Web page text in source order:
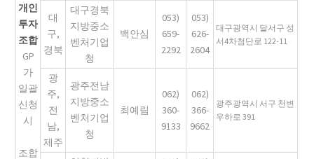
개인
투자
조합
GP
가
일괄
신청
시
조합
대
구,
경북
대구경북
지방중소
벤처기업
청
백안심
053)
659-
2292
053)
626-
2604
대구광역시 달서구 성
서4차첨단로 122-11
광
주,
전
남,
제주
광주전남
지방중소
벤처기업
청
최예림
062)
360-
9133
062)
366-
9662
광주광역시 서구 천변
우하로 391